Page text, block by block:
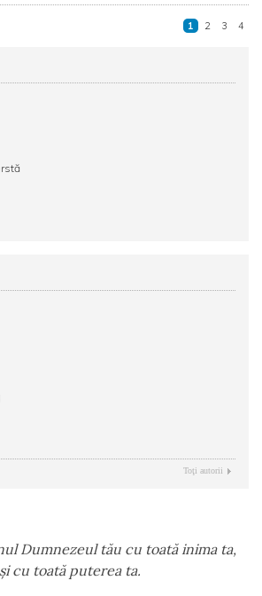
1 2 3 4
Toţi autorii
Dumnezeul tău cu toată inima ta,
cu toată puterea ta.